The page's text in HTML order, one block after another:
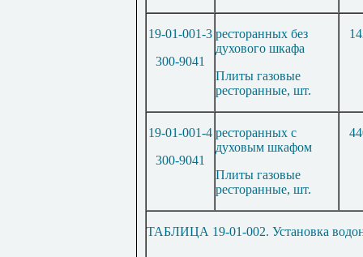
19-01-001-3
300-9041
ресторанных без
духового шкафа
Плиты газовые
ресторанные, шт.
19-01-001-4
300-9041
ресторанных с
духовым шкафом
Плиты газовые
ресторанные, шт.
ТАБЛИЦА 19-01-002. Установка